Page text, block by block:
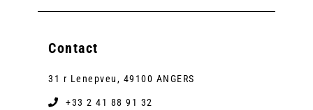
Contact
31 r Lenepveu, 49100 ANGERS
+33 2 41 88 91 32